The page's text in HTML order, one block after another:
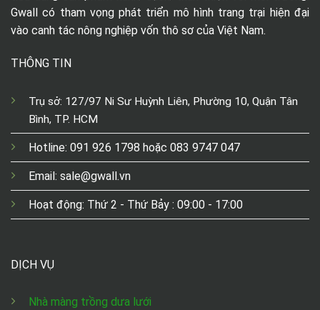
Gwall có tham vọng phát triển mô hình trang trại hiện đại
vào canh tác nông nghiệp vốn thô sơ của Việt Nam.
THÔNG TIN
Trụ sở: 127/97 Ni Sư Huỳnh Liên, Phường 10, Quận Tân
Bình, TP. HCM
Hotline: 091 926 1798 hoặc 083 9747 047
Email: sale@gwall.vn
Hoạt động: Thứ 2 - Thứ Bảy : 09:00 - 17:00
DỊCH VỤ
Nhà màng trồng dưa lưới